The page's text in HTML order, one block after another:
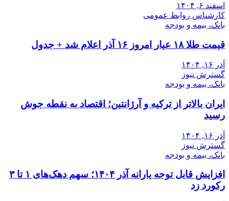
اسفند ۶, ۱۴۰۴
کارشناس روابط عمومی
بانک، بیمه و بودجه
قیمت طلا ۱۸ عیار امروز ۱۶ آذر اعلام شد + جدول
آذر ۱۶, ۱۴۰۴
گسترش نیوز
بانک، بیمه و بودجه
ایران بالاتر از ترکیه و آرژانتین؛ اقتصاد به نقطه جوش
رسید
آذر ۱۶, ۱۴۰۴
گسترش نیوز
بانک، بیمه و بودجه
افزایش قابل توجه یارانه آذر ۱۴۰۴؛ سهم دهک‌های ۱ تا ۳
رکورد زد